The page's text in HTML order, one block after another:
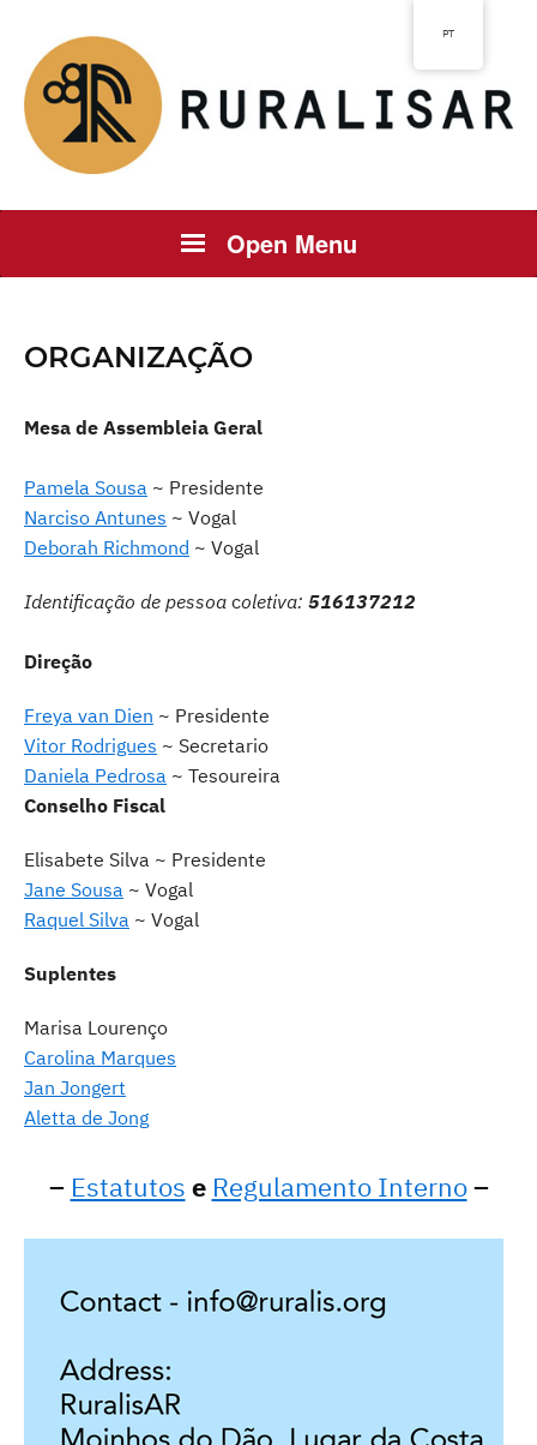
Open Menu
ORGANIZAÇÃO
Mesa de Assembleia Geral
Pamela Sousa ~ Presidente
Narciso Antunes ~ Vogal
Deborah Richmond ~ Vogal
Identificação de pessoa coletiva: 516137212
Direção
Freya van Dien ~ Presidente
Vitor Rodrigues ~ Secretario
Daniela Pedrosa ~ Tesoureira
Conselho Fiscal
Elisabete Silva ~ Presidente
Jane Sousa ~ Vogal
Raquel Silva ~ Vogal
Suplentes
Marisa Lourenço
Carolina Marques
Jan Jongert
Aletta de Jong
– Estatutos e Regulamento Interno–
PT